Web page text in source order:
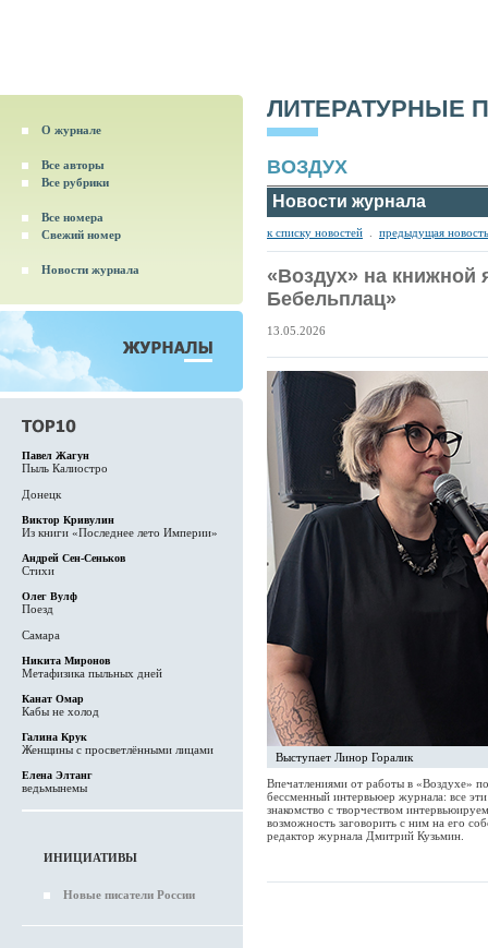
О журнале
Все авторы
Все рубрики
Все номера
Свежий номер
Новости журнала
Павел Жагун
Пыль Калиостро
Донецк
Виктор Кривулин
Из книги «Последнее лето Империи»
Андрей Сен-Сеньков
Стихи
Олег Вулф
Поезд
Самара
Никита Миронов
Метафизика пыльных дней
Канат Омар
Кабы не холод
Галина Крук
Женщины с просветлёнными лицами
Елена Элтанг
ведьмынемы
ИНИЦИАТИВЫ
Новые писатели России
ЛИТЕРАТУРНЫЕ
ВОЗДУХ
Новости журнала
к списку новостей предыдущая новость
«Воздух» на книжной
Бебельплац»
13.05.2026
Выступает Линор Горалик
Впечатлениями от работы в «Воздухе»
бессменный интервьюер журнала: все
знакомство с творчеством
возможность заговорить с ним на его
редактор журнала Дмитрий Кузьмин.